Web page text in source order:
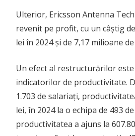
Ulterior, Ericsson Antenna
revenit pe profit, cu un câștig
lei în 2024 și de 7,17 milioane
Un efect al restructurărilor
indicatorilor de productivitate.
1.703 de salariați,
lei, în 2024 la o echipa de 493
productivitatea a ajuns la